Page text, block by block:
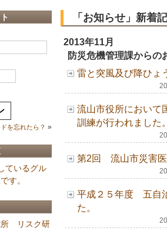
を忘れたら？ »
ているグル
す。
所 リスク研
「お知らせ」新着
2013年11月
防災危機管理課からの
雷と突風及び降ひょ
流山市役所において
訓練が行われました
第2回 流山市災害医
平成２５年度 五自
た。